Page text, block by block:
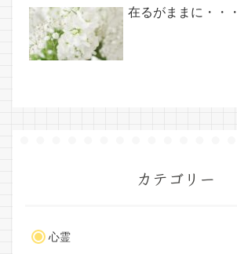
在るがままに・・・
カテゴリー
心霊